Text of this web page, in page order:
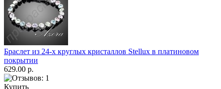
Браслет из 24-х круглых кристаллов Stellux в платиновом
покрытии
629.00 р.
Купить